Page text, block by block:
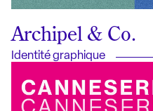
Archipel & Co.
Identité graphique